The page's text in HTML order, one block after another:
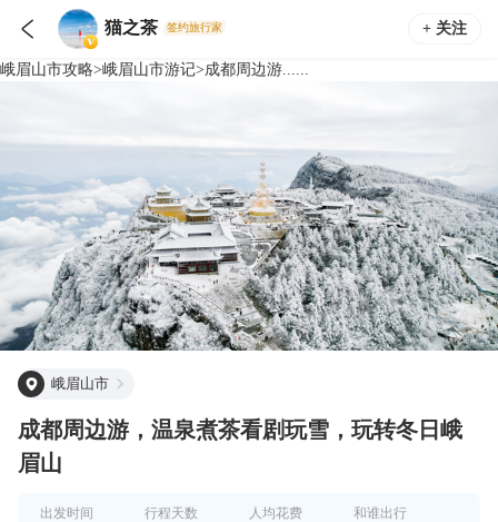
 猫之茶 签约旅行家 + 关注
峨眉山市攻略>峨眉山市游记>成都周边游......
峨眉山市
成都周边游，温泉煮茶看剧玩雪，玩转冬日峨
眉山
出发时间 行程天数 人均花费 和谁出行